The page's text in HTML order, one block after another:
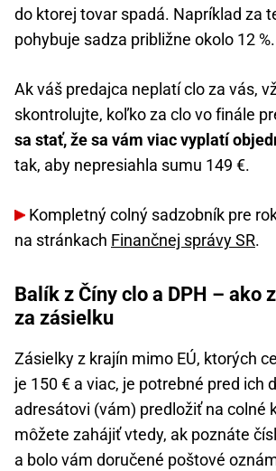
do ktorej tovar spadá. Napríklad za
pohybuje sadza približne okolo 12 %.
Ak váš predajca neplatí clo za vás,
skontrolujte, koľko za clo vo finále
sa stať, že sa vám viac vyplatí
tak, aby nepresiahla sumu 149 €.
Kompletný colný sadzobník pre
na stránkach Finančnej správy SR.
Balík z Číny clo a DPH – ako
za zásielku
Zásielky z krajín mimo EÚ, ktorých
je 150 € a viac, je potrebné pred ich
adresátovi (vám) predložiť na colné
môžete zahájiť vtedy, ak poznáte
a bolo vám doručené poštové